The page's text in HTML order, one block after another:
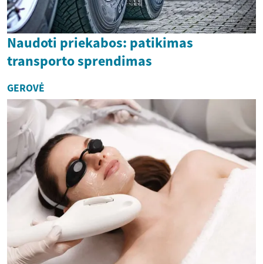
Naudoti priekabos: patikimas
transporto sprendimas
GEROVĖ